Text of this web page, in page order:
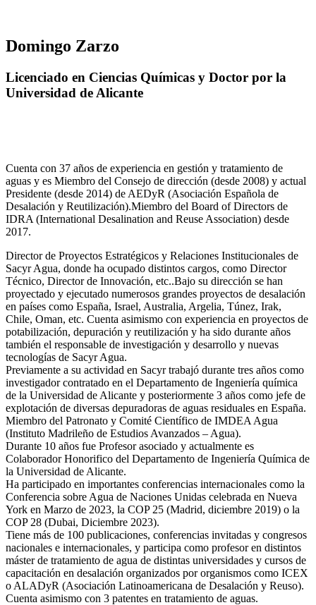
Domingo Zarzo
Licenciado en Ciencias Químicas y Doctor por la
Universidad de Alicante
Cuenta con 37 años de experiencia en gestión y tratamiento de
aguas y es Miembro del Consejo de dirección (desde 2008) y actual
Presidente (desde 2014) de AEDyR (Asociación Española de
Desalación y Reutilización).Miembro del Board of Directors de
IDRA (International Desalination and Reuse Association) desde
2017.
Director de Proyectos Estratégicos y Relaciones Institucionales de
Sacyr Agua, donde ha ocupado distintos cargos, como Director
Técnico, Director de Innovación, etc..Bajo su dirección se han
proyectado y ejecutado numerosos grandes proyectos de desalación
en países como España, Israel, Australia, Argelia, Túnez, Irak,
Chile, Oman, etc. Cuenta asimismo con experiencia en proyectos de
potabilización, depuración y reutilización y ha sido durante años
también el responsable de investigación y desarrollo y nuevas
tecnologías de Sacyr Agua.
Previamente a su actividad en Sacyr trabajó durante tres años como
investigador contratado en el Departamento de Ingeniería química
de la Universidad de Alicante y posteriormente 3 años como jefe de
explotación de diversas depuradoras de aguas residuales en España.
Miembro del Patronato y Comité Científico de IMDEA Agua
(Instituto Madrileño de Estudios Avanzados – Agua).
Durante 10 años fue Profesor asociado y actualmente es
Colaborador Honorifico del Departamento de Ingeniería Química de
la Universidad de Alicante.
Ha participado en importantes conferencias internacionales como la
Conferencia sobre Agua de Naciones Unidas celebrada en Nueva
York en Marzo de 2023, la COP 25 (Madrid, diciembre 2019) o la
COP 28 (Dubai, Diciembre 2023).
Tiene más de 100 publicaciones, conferencias invitadas y congresos
nacionales e internacionales, y participa como profesor en distintos
máster de tratamiento de agua de distintas universidades y cursos de
capacitación en desalación organizados por organismos como ICEX
o ALADyR (Asociación Latinoamericana de Desalación y Reuso).
Cuenta asimismo con 3 patentes en tratamiento de aguas.